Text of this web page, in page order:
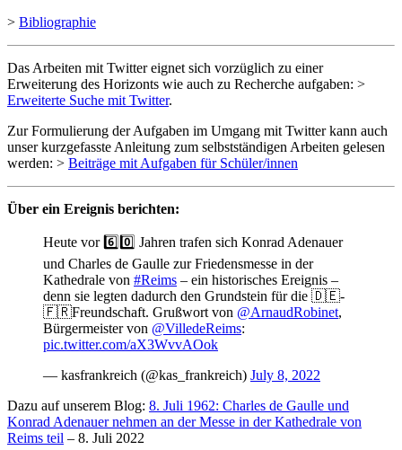
> Bibliographie
Das Arbeiten mit Twitter eignet sich vorzüglich zu einer
Erweiterung des Horizonts wie auch zu Recherche aufgaben: >
Erweiterte Suche mit Twitter.
Zur Formulierung der Aufgaben im Umgang mit Twitter kann auch
unser kurzgefasste Anleitung zum selbstständigen Arbeiten gelesen
werden: > Beiträge mit Aufgaben für Schüler/innen
Über ein Ereignis berichten:
Heute vor 6️⃣0️⃣ Jahren trafen sich Konrad Adenauer
und Charles de Gaulle zur Friedensmesse in der
Kathedrale von #Reims – ein historisches Ereignis –
denn sie legten dadurch den Grundstein für die 🇩🇪-
🇫🇷Freundschaft. Grußwort von @ArnaudRobinet,
Bürgermeister von @VilledeReims:
pic.twitter.com/aX3WvvAOok
— kasfrankreich (@kas_frankreich) July 8, 2022
Dazu auf unserem Blog: 8. Juli 1962: Charles de Gaulle und
Konrad Adenauer nehmen an der Messe in der Kathedrale von
Reims teil – 8. Juli 2022